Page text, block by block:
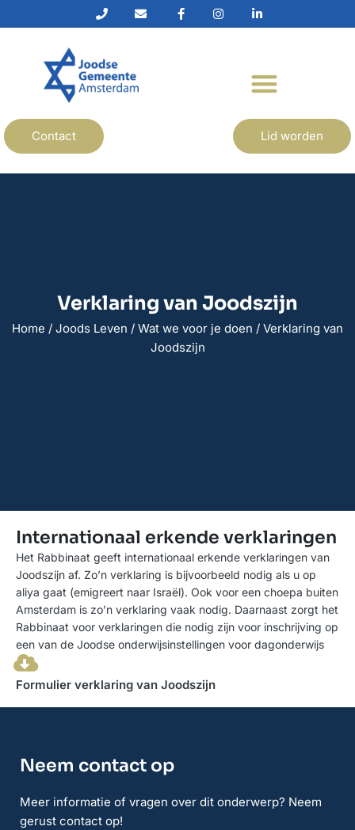
Contact Lid worden
Verklaring van Joodszijn
Home / Joods Leven / Wat we voor je doen / Verklaring van
Joodszijn
Internationaal erkende verklaringen
Het Rabbinaat geeft internationaal erkende verklaringen van
Joodszijn af. Zo’n verklaring is bijvoorbeeld nodig als u op
aliya gaat (emigreert naar Israël). Ook voor een choepa buiten
Amsterdam is zo’n verklaring vaak nodig. Daarnaast zorgt het
Rabbinaat voor verklaringen die nodig zijn voor inschrijving op
een van de Joodse onderwijsinstellingen voor dagonderwijs
Formulier verklaring van Joodszijn
Neem contact op
Meer informatie of vragen over dit onderwerp? Neem
gerust contact op!